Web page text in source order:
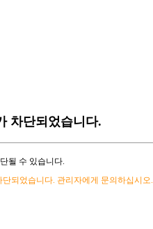
차단되었습니다.
될 수 있습니다.
되었습니다. 관리자에게 문의하십시오.